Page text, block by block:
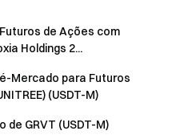
de Ações com
Holdings 2...
Mercado para Futuros
(USDT-M)
GRVT (USDT-M)